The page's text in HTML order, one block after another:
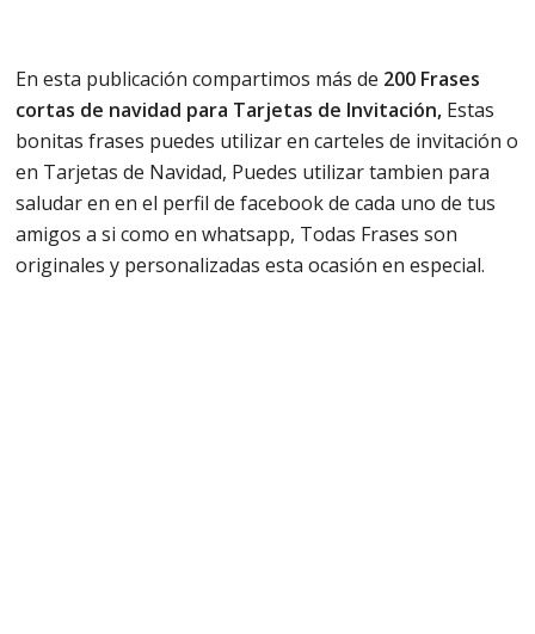
En esta publicación compartimos más de 200 Frases
cortas de navidad para Tarjetas de Invitación, Estas
bonitas frases puedes utilizar en carteles de invitación o
en Tarjetas de Navidad, Puedes utilizar tambien para
saludar en en el perfil de facebook de cada uno de tus
amigos a si como en whatsapp, Todas Frases son
originales y personalizadas esta ocasión en especial.